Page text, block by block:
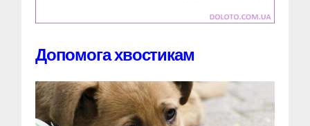
Допомога хвостикам